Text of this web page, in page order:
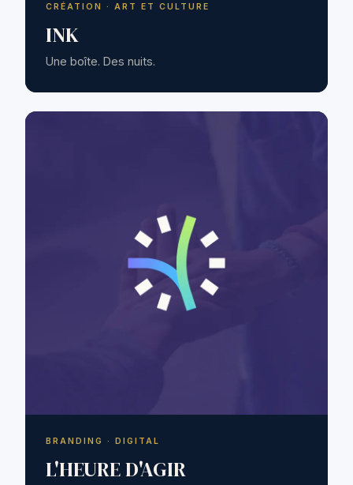
CRÉATION · ART ET CULTURE
INK
Une boîte. Des nuits.
BRANDING · DIGITAL
L'HEURE D'AGIR